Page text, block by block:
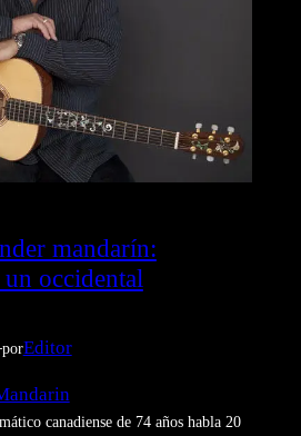
mandarín:
occidental
porEditor
canadiense de 74 años habla 20